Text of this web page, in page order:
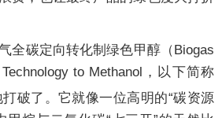
全碳定向转化制绿色甲醇（Biogas
to Methanol，以下简称
破了。它就像一位高明的“碳资源